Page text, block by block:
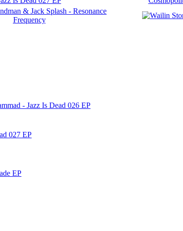
- Jazz Is Dead 026 EP
027 EP
EP